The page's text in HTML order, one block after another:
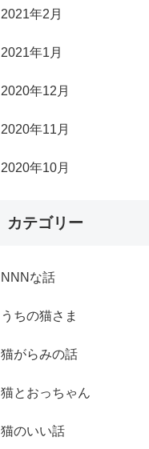
2021年2月
2021年1月
2020年12月
2020年11月
2020年10月
カテゴリー
NNNな話
うちの猫さま
猫がらみの話
猫とおっちゃん
猫のいい話